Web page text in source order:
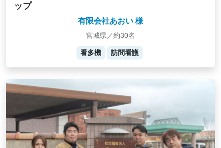
ップ
有限会社あおい 様
宮城県／約30名
看多機 訪問看護